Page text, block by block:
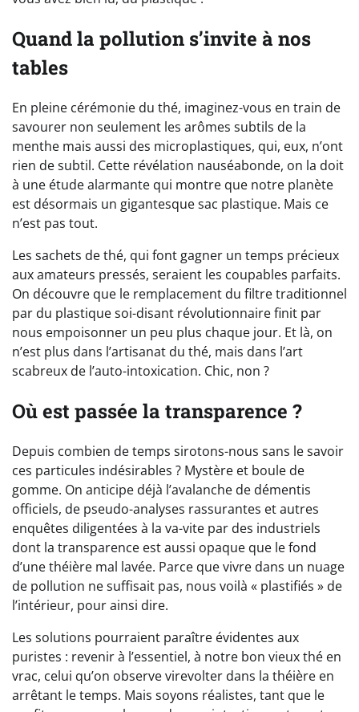
Quand la pollution s’invite à nos
tables
En pleine cérémonie du thé, imaginez-vous en train de
savourer non seulement les arômes subtils de la
menthe mais aussi des microplastiques, qui, eux, n’ont
rien de subtil. Cette révélation nauséabonde, on la doit
à une étude alarmante qui montre que notre planète
est désormais un gigantesque sac plastique. Mais ce
n’est pas tout.
Les sachets de thé, qui font gagner un temps précieux
aux amateurs pressés, seraient les coupables parfaits.
On découvre que le remplacement du filtre traditionnel
par du plastique soi-disant révolutionnaire finit par
nous empoisonner un peu plus chaque jour. Et là, on
n’est plus dans l’artisanat du thé, mais dans l’art
scabreux de l’auto-intoxication. Chic, non ?
Où est passée la transparence ?
Depuis combien de temps sirotons-nous sans le savoir
ces particules indésirables ? Mystère et boule de
gomme. On anticipe déjà l’avalanche de démentis
officiels, de pseudo-analyses rassurantes et autres
enquêtes diligentées à la va-vite par des industriels
dont la transparence est aussi opaque que le fond
d’une théière mal lavée. Parce que vivre dans un nuage
de pollution ne suffisait pas, nous voilà « plastifiés » de
l’intérieur, pour ainsi dire.
Les solutions pourraient paraître évidentes aux
puristes : revenir à l’essentiel, à notre bon vieux thé en
vrac, celui qu’on observe virevolter dans la théière en
arrêtant le temps. Mais soyons réalistes, tant que le